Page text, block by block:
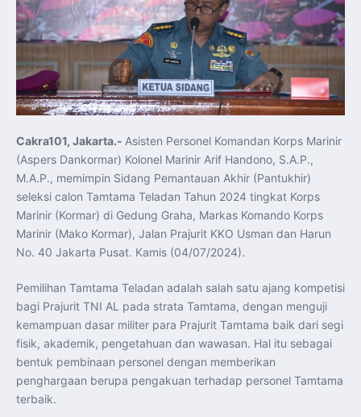
Koordinasi Jaga Stabilitas Keuangan dan Kepercayaan
Pasar
Presiden Prabowo Perkuat Sinergi Perguruan Tinggi dan
PT PAL untuk Majukan Industri Perkapalan Nasional
KASAL dan Panglima Armada Pasifik Rusia Resmi Buka
Latma ORRUDA 2026
T-50i Golden Eagle TNI AU Meriahkan Pitch Black Mindil
Beach Flying Display 2026
Indonesia dan Turki Sepakati Joint Action Plan 2026–
2027, Perkuat Pasar Kerja Inklusif hingga Transformasi
TNI AU Tingkatkan Kemampuan Personel melalui
Pelatihan Signal Radio untuk Misi Pertahanan Udara dan
Radar
Menkeu Purbaya Instruksikan Penyelarasan Aturan KEK
untuk Perkuat Daya Saing Industri Dalam Negeri
Mentan Amran Pacu Produksi Gula Nasional, Target
Swasembada Gula Putih Dua Tahun dan Tembus 3 Juta
Ton
Menlu Sugiono Tekankan Inovasi sebagai Kunci
Penguatan Kerja Sama Konkret ASEAN Plus Three
Latma ORRUDA 2026 di Vladivostok Perkuat Diplomasi
Maritim TNI AL dan Rusia
Kesiapan Tempur Penerbang TNI AU
Menlu Sugiono: “Kekuatan Ekonomi ASEAN-RRT Harus
Menjadi Penopang Stabilitas Kawasan”
ASEAN dan Amerika Serikat Perkuat Kemitraan untuk
Jaga Stabilitas Kawasan dan Dorong Pertumbuhan
Ekonomi
Presiden Prabowo Terima Direktur FBI, Indonesia dan AS
Perkuat Kerja Sama Repatriasi Artefak Budaya
Menteri PKP dan Ketua DEN Perkuat Kolaborasi
Teknologi, Data, dan Pembiayaan Demi Percepatan
Cakra101, Jakarta.- Asisten Personel Komandan Korps Marinir
(Aspers Dankormar) Kolonel Marinir Arif Handono, S.A.P.,
M.A.P., memimpin Sidang Pemantauan Akhir (Pantukhir)
seleksi calon Tamtama Teladan Tahun 2024 tingkat Korps
Marinir (Kormar) di Gedung Graha, Markas Komando Korps
Marinir (Mako Kormar), Jalan Prajurit KKO Usman dan Harun
No. 40 Jakarta Pusat. Kamis (04/07/2024).
Pemilihan Tamtama Teladan adalah salah satu ajang kompetisi
bagi Prajurit TNI AL pada strata Tamtama, dengan menguji
kemampuan dasar militer para Prajurit Tamtama baik dari segi
fisik, akademik, pengetahuan dan wawasan. Hal itu sebagai
bentuk pembinaan personel dengan memberikan
penghargaan berupa pengakuan terhadap personel Tamtama
terbaik.